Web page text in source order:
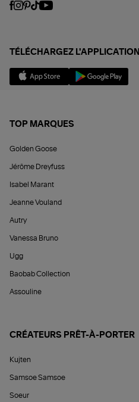
TÉLÉCHARGEZ L'APPLICATION
TOP MARQUES
Golden Goose
Jérôme Dreyfuss
Isabel Marant
Jeanne Vouland
Autry
Vanessa Bruno
Ugg
Baobab Collection
Assouline
CRÉATEURS PRÊT-À-PORTER
Kujten
Samsoe Samsoe
Soeur